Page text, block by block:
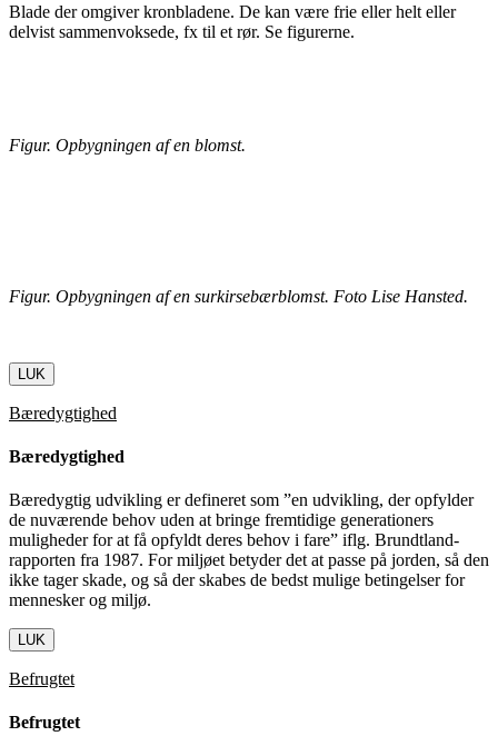
Blade der omgiver kronbladene. De kan være frie eller helt eller
delvist sammenvoksede, fx til et rør. Se figurerne.
Figur. Opbygningen af en blomst.
Figur. Opbygningen af en surkirsebærblomst. Foto Lise Hansted.
LUK
Bæredygtighed
Bæredygtighed
Bæredygtig udvikling er defineret som ”en udvikling, der opfylder
de nuværende behov uden at bringe fremtidige generationers
muligheder for at få opfyldt deres behov i fare” iflg. Brundtland-
rapporten fra 1987. For miljøet betyder det at passe på jorden, så den
ikke tager skade, og så der skabes de bedst mulige betingelser for
mennesker og miljø.
LUK
Befrugtet
Befrugtet